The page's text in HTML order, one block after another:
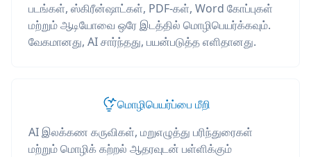
படங்கள், ஸ்கிரீன்ஷாட்கள், PDF-கள், Word கோப்புகள்
மற்றும் ஆடியோவை ஒரே இடத்தில் மொழிபெயர்க்கவும்.
வேகமானது, AI சார்ந்தது, பயன்படுத்த எளிதானது.
மொழிபெயர்ப்பை மீறி
AI இலக்கண கருவிகள், மறுஎழுத்து பரிந்துரைகள்
மற்றும் மொழிக் கற்றல் ஆதரவுடன் பள்ளிக்கும்